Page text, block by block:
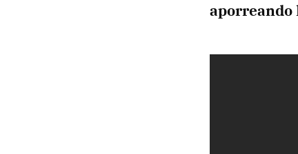
aporreando